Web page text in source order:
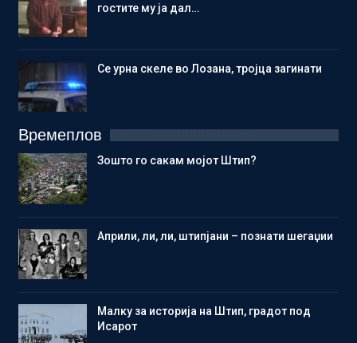
гостите му ја дал…
Се урна скеле во Лозана, тројца загинати
Времеплов
Зошто го сакам мојот Штип?
Aприли, ли, ли, штипјани – познати шегаџии
Малку за историја на Штип, градот под
Исарот